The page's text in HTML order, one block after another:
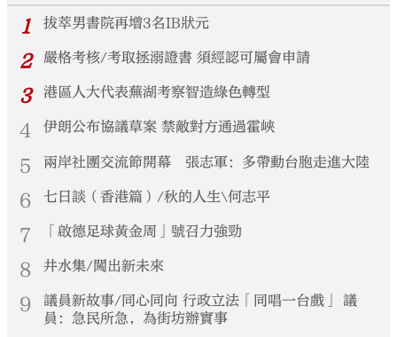
1
拔萃男書院再增3名IB狀元
2 嚴格考核/考取拯溺證書 須經認可屬會申請
3 港區人大代表蕪湖考察智造綠色轉型
4 伊朗公布協議草案 禁敵對方通過霍峽
5 兩岸社團交流節開幕 張志軍：多帶動台胞走進大陸
6 七日談（香港篇）/秋的人生\何志平
7 「啟德足球黃金周」號召力強勁
8 井水集/闖出新未來
9
議員新故事/同心同向 行政立法「同唱一台戲」 議
員：急民所急，為街坊辦實事